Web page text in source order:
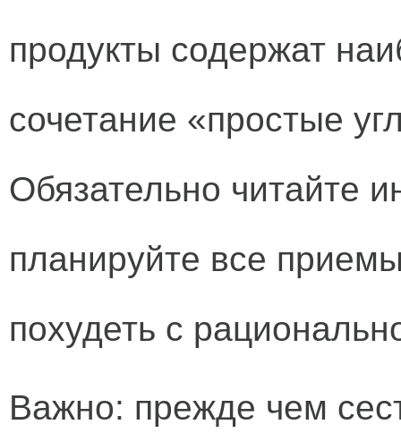
продукты содержат
сочетание «простые
Обязательно читайте
планируйте все
похудеть с
Важно: прежде чем